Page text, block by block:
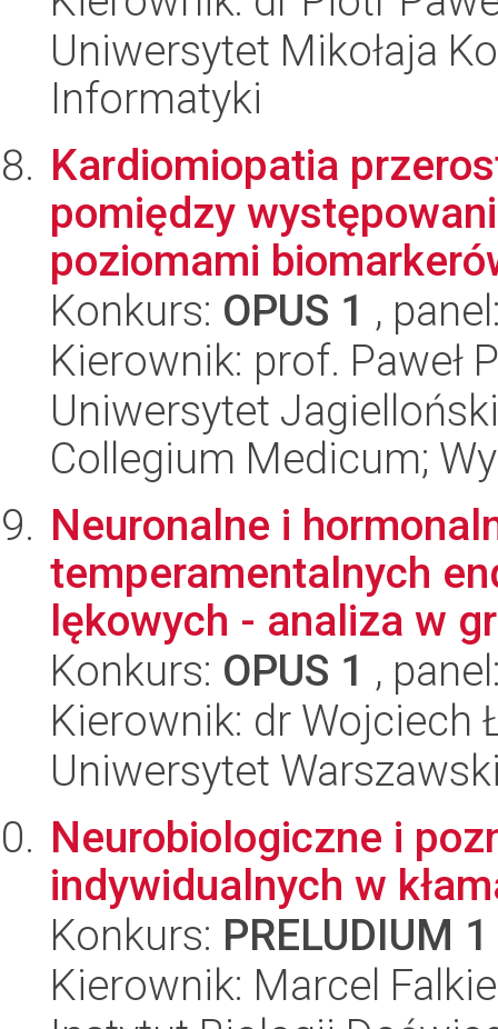
Uniwersytet Mikołaja
Informatyki
Kardiomiopatia
pomiędzy
poziomami
Konkurs: OPUS 1 ,
Kierownik: prof. Paweł
Uniwersytet
Collegium Medicum;
Neuronalne i
temperamentalnych
lękowych - analiza w
Konkurs: OPUS 1 ,
Kierownik: dr Wojciech
Uniwersytet
Neurobiologiczne i
indywidualnych w
Konkurs: PRELUDIUM 1
Kierownik: Marcel